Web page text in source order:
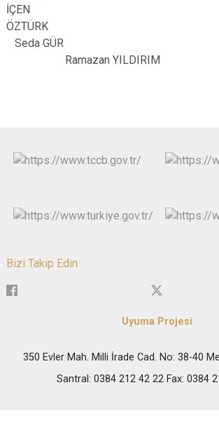
İÇEN
ÖZTÜRK
Seda
Ramazan YILDIRIM
Bizi Takip Edin
Uyuma Projesi
350 Evler Mah. Milli İrade Cad. No: 38-40
Santral: 0384 212 42 22 Fax: 0384